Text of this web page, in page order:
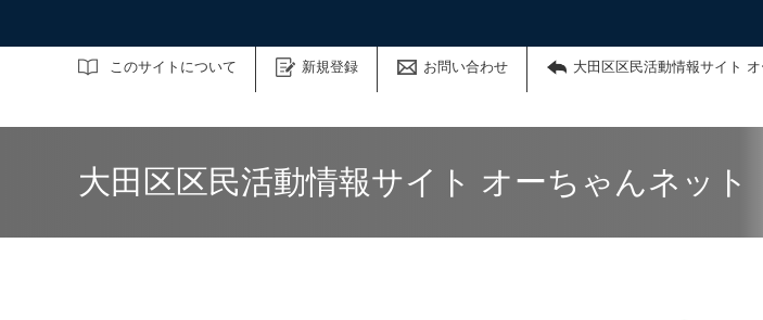
このサイトについて 新規登録 お問い合わせ 大田区区民活動情報サイト
サイト内検索
大田区区民活動情報サイト オーちゃんネット